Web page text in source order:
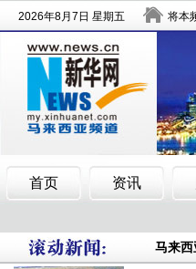
马来
马来
马来
马来